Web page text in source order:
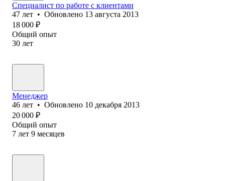
Специалист по работе с клиентами
47 лет • Обновлено 13 августа 2013
18 000 ₽
Общий опыт
30 лет
Менеджер
46 лет • Обновлено 10 декабря 2013
20 000 ₽
Общий опыт
7 лет 9 месяцев